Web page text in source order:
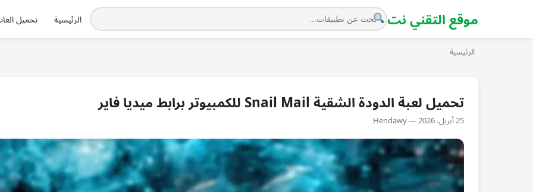
موقع التقني نت الرئيسية تحميل
الرئيسية
تحميل لعبة الدودة الشقية Snail Mail للكمبيوتر برابط ميديا فاير
25 أبريل، 2026 — Hendawy